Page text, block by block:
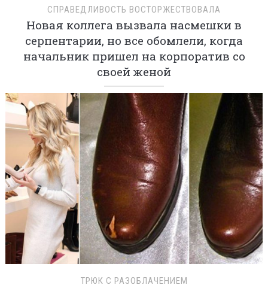
СПРАВЕДЛИВОСТЬ ВОСТОРЖЕСТВОВАЛА
Новая коллега вызвала насмешки в
серпентарии, но все обомлели, когда
начальник пришел на корпоратив со
своей женой
ТРЮК С РАЗОБЛАЧЕНИЕМ